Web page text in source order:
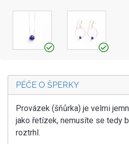
PÉČE O ŠPERKY
Provázek (šňůrka) je velmi
jako řetízek, nemusíte se tedy
roztrhl.